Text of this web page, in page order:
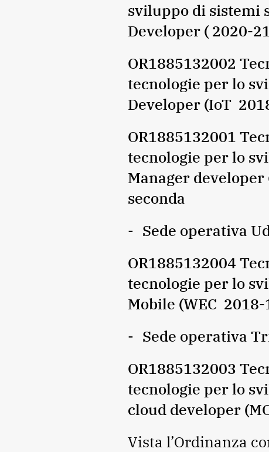
sviluppo di sistemi
Developer ( 2020-
OR1885132002
tecnologie per lo
Developer (IoT
OR1885132001
tecnologie per lo
Manager developer
seconda
Sede operativa
OR1885132004
tecnologie per lo
Mobile (WEC 2018-
Sede operativa
OR1885132003
tecnologie per lo
cloud developer
Vista l’Ordinanza